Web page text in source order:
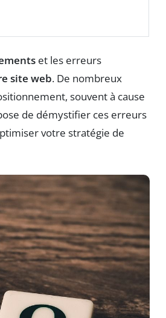
et les erreurs
site web. De nombreux
souvent à cause
de démystifier ces erreurs
votre stratégie de